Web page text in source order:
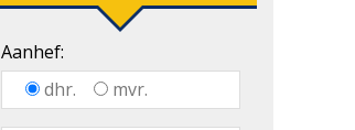
Aanhef:
dhr.
mvr.